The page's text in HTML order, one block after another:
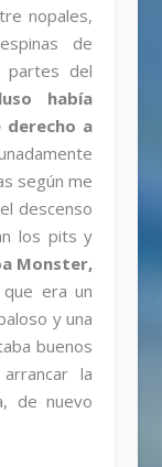
nopales,
de
partes del
había
derecho a
según me
descenso
los pits y
Monster,
era un
y una
buenos
la
de nuevo